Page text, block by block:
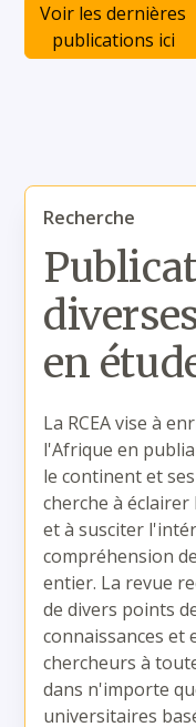
Voir les dernières
publications ici
Recherche
en
La RCEA vise à
l'Afrique en
le continent et
cherche à
et à susciter
compréhension
entier. La revue
de divers points
connaissances et
chercheurs à
dans n'importe
universitaires